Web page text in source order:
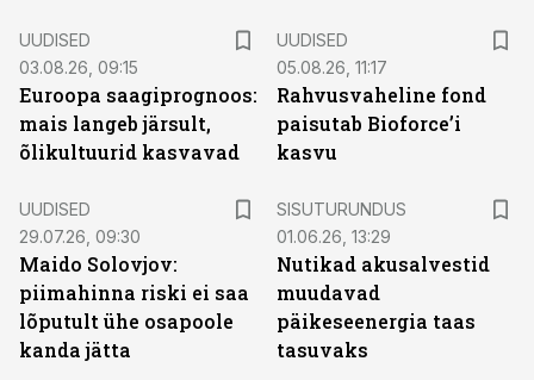
UUDISED
03.08.26, 09:15
Euroopa saagiprognoos:
mais langeb järsult,
õlikultuurid kasvavad
UUDISED
05.08.26, 11:17
Rahvusvaheline fond
paisutab Bioforce’i
kasvu
UUDISED
29.07.26, 09:30
Maido Solovjov:
piimahinna riski ei saa
lõputult ühe osapoole
kanda jätta
SISUTURUNDUS
01.06.26, 13:29
Nutikad akusalvestid
muudavad
päikeseenergia taas
tasuvaks